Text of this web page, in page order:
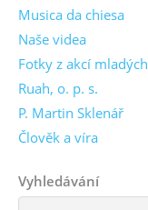
Musica da chiesa
Naše videa
Fotky z akcí mladých
Ruah, o. p. s.
P. Martin Sklenář
Člověk a víra
Vyhledávání